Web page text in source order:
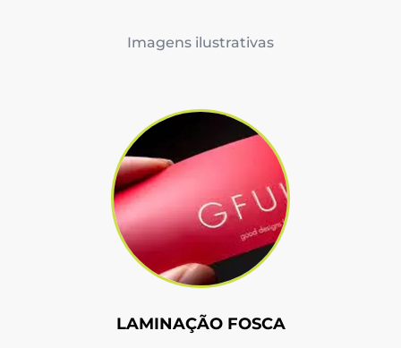
Imagens ilustrativas
LAMINAÇÃO FOSCA